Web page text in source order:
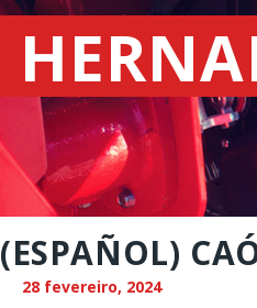
(ESPAÑOL)
28 fevereiro, 2024